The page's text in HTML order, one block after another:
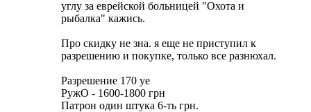
углу за еврейской больницей "Охота и
рыбалка" кажись.
Про скидку не зна. я еще не приступил к
разрешению и покупке, только все разнюхал.
Разрешение 170 уе
РужО - 1600-1800 грн
Патрон один штука 6-ть грн.